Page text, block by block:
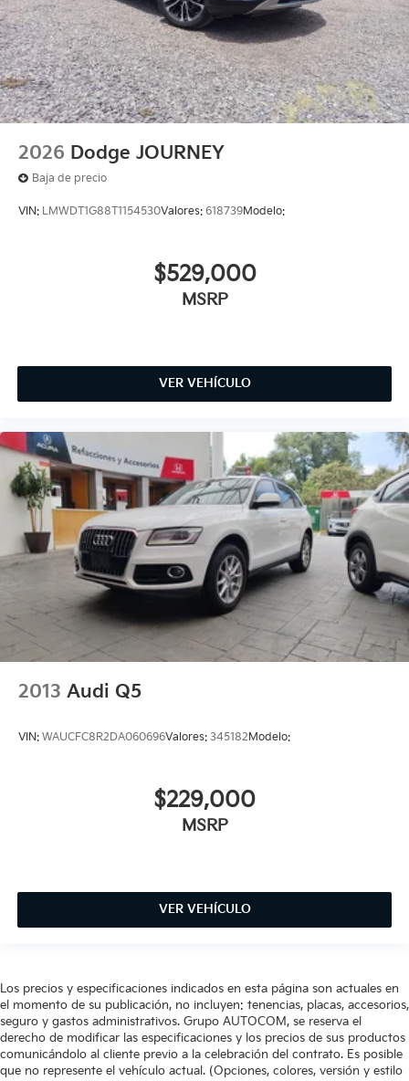
2026 Dodge JOURNEY
Baja de precio
VIN: LMWDT1G88T1154530Valores: 618739Modelo:
$529,000
MSRP
VER VEHÍCULO
2013 Audi Q5
VIN: WAUCFC8R2DA060696Valores: 345182Modelo:
$229,000
MSRP
VER VEHÍCULO
Los precios y especificaciones indicados en esta página son actuales en
el momento de su publicación, no incluyen: tenencias, placas, accesorios,
seguro y gastos administrativos. Grupo AUTOCOM, se reserva el
derecho de modificar las especificaciones y los precios de sus productos
comunicándolo al cliente previo a la celebración del contrato. Es posible
que no represente el vehículo actual. (Opciones, colores, versión y estilo